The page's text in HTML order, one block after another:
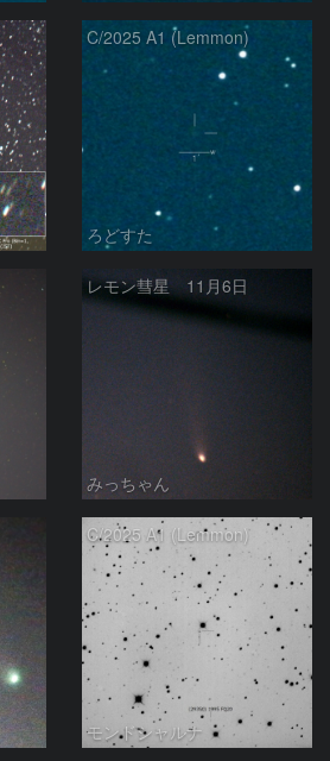
C/2025 A1 (Lemmon)
ろどすた
レモン彗星 11月6日
みっちゃん
C/2025 A1 (Lemmon)
モンドシャルナ